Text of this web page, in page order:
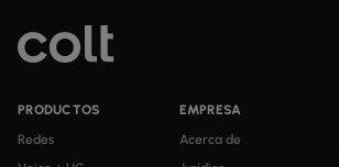
PRODUCTOS
Redes
EMPRESA
Acerca de